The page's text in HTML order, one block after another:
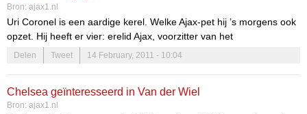
Bron: ajax1.nl
Uri Coronel is een aardige kerel. Welke Ajax-pet hij ’s morgens ook
opzet. Hij heeft er vier: erelid Ajax, voorzitter van het
verenigingsbestuur Ajax, lid van de klankbordgroep
verenigingszaken Ajax en president-commissaris van de NV Ajax.
weg naar winst.
Delen Tweet 14 February, 2011 - 10:04
Chelsea geïnteresseerd in Van der Wiel
Bron: ajax1.nl